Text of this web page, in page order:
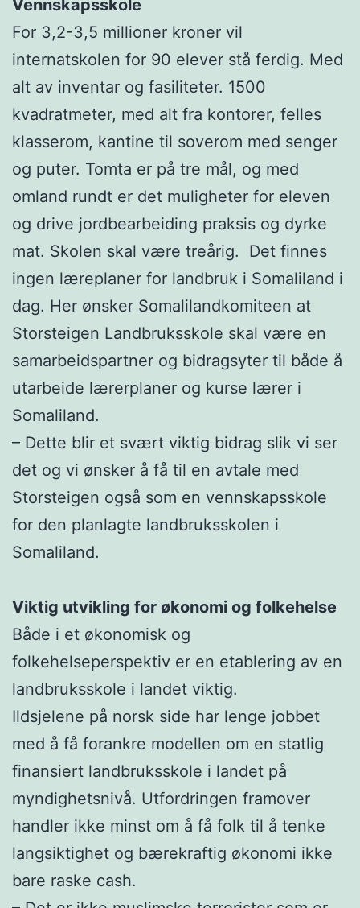
Vennskapsskole
For 3,2-3,5 millioner kroner vil
internatskolen for 90 elever stå ferdig. Med
alt av inventar og fasiliteter. 1500
kvadratmeter, med alt fra kontorer, felles
klasserom, kantine til soverom med senger
og puter. Tomta er på tre mål, og med
omland rundt er det muligheter for eleven
og drive jordbearbeiding praksis og dyrke
mat. Skolen skal være treårig. Det finnes
ingen læreplaner for landbruk i Somaliland i
dag. Her ønsker Somalilandkomiteen at
Storsteigen Landbruksskole skal være en
samarbeidspartner og bidragsyter til både å
utarbeide lærerplaner og kurse lærer i
Somaliland.
– Dette blir et svært viktig bidrag slik vi ser
det og vi ønsker å få til en avtale med
Storsteigen også som en vennskapsskole
for den planlagte landbruksskolen i
Somaliland.
Viktig utvikling for økonomi og folkehelse
Både i et økonomisk og
folkehelseperspektiv er en etablering av en
landbruksskole i landet viktig.
Ildsjelene på norsk side har lenge jobbet
med å få forankre modellen om en statlig
finansiert landbruksskole i landet på
myndighetsnivå. Utfordringen framover
handler ikke minst om å få folk til å tenke
langsiktighet og bærekraftig økonomi ikke
bare raske cash.